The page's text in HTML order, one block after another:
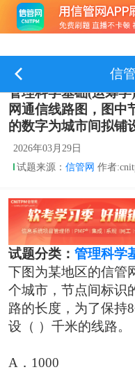
信
管理科学基础(运筹
网通信线路图，图中
的数字为城市间拟铺
2026年03月29日
试题来源：信管网 作者
试题分类： 管理科学
下图为某地区的信管
个城市，节点间标识
路的长度，为了保持
设（ ）千米的线路。
A．1000